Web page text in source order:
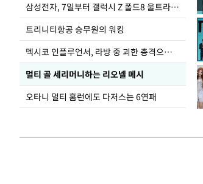
삼성전자, 7일부터 갤럭시 Z 폴드8 울트라·폴드8·플립8 출시
트리니티항공 승무원의 워킹
멕시코 인플루언서, 라방 중 괴한 총격으로 사망
멀티 골 세리머니하는 리오넬 메시
오타니 멀티 홈런에도 다저스는 6연패